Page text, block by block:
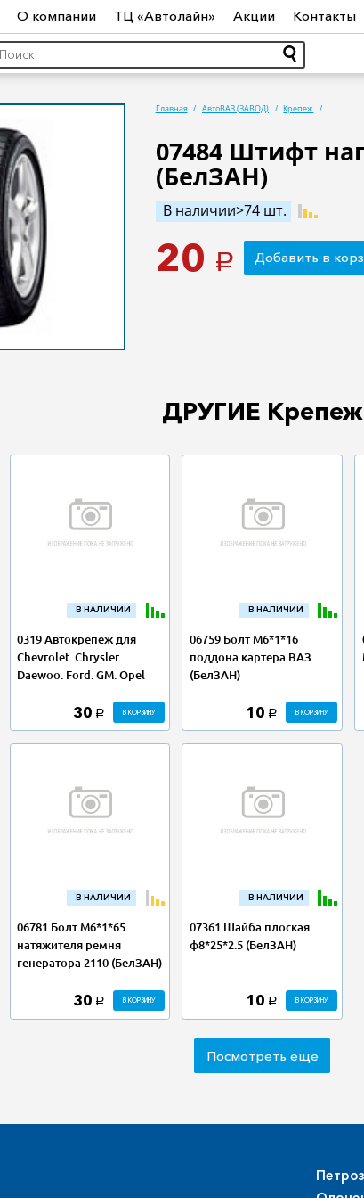
Шины Автосвет Автостекло
Садовая техника Инструмент Лодки и моторы
О компании ТЦ «Автолайн» Акции Контакты
Главная АвтоВАЗ (ЗАВОД) Крепеж
07484 Штифт
(БелЗАН)
В наличии>74 шт.
20 a Добавить в
ДРУГИЕ Крепеж
В НАЛИЧИИ
0319 Автокрепеж для
Chevrolet. Chrysler.
Daewoo. Ford. GM. Opel
30 a В КОРЗИНУ
В НАЛИЧИИ
06759 Болт М6*1*16
поддона картера ВАЗ
(БелЗАН)
10 a В КОРЗИНУ
В НАЛИЧИИ
06781 Болт М6*1*65
натяжителя ремня
генератора 2110 (БелЗАН)
30 a В КОРЗИНУ
В НАЛИЧИИ
07361 Шайба плоская
ф8*25*2.5 (БелЗАН)
10 a В КОРЗИНУ
Посмотреть еще